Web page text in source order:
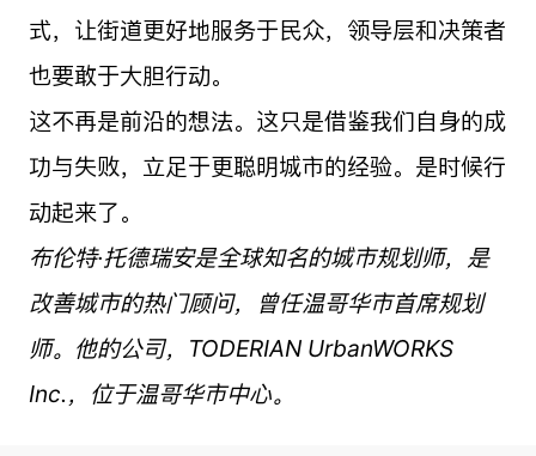
式，让街道更好地服务于民众，领导层和决策者
也要敢于大胆行动。
这不再是前沿的想法。这只是借鉴我们自身的成
功与失败，立足于更聪明城市的经验。是时候行
动起来了。
布伦特·托德瑞安是全球知名的城市规划师，是
改善城市的热门顾问，曾任温哥华市首席规划
师。他的公司，TODERIAN UrbanWORKS
Inc.，位于温哥华市中心。